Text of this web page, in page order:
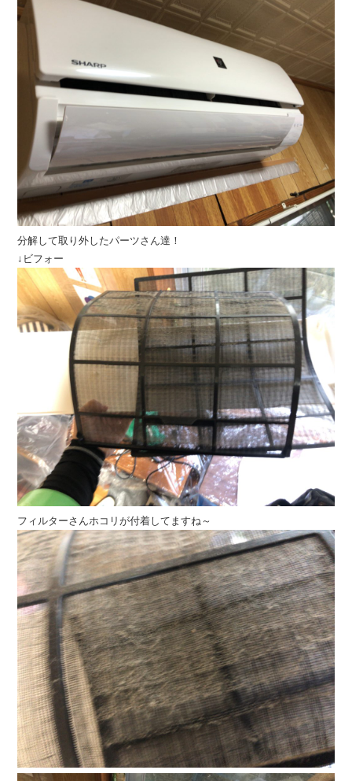
分解して取り外したパーツさん達！
↓ビフォー
フィルターさんホコリが付着してますね～